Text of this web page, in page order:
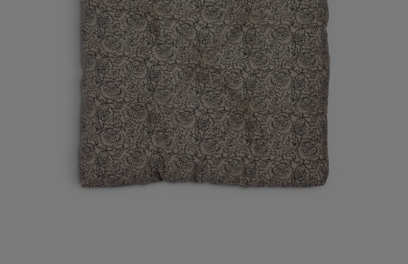
de chambre
avec rangement
enfants
entretien meubles
d'extérieur
et entretien
enfant